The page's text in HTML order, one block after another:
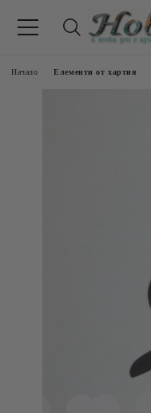
Начало Елементи от хартия